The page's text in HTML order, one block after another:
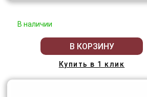
В наличии
В КОРЗИНУ
Купить в 1 клик